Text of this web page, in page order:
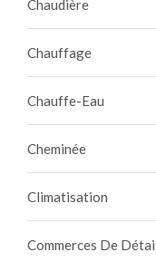
Chaudière
Chauffage
Chauffe-Eau
Cheminée
Climatisation
Commerces De